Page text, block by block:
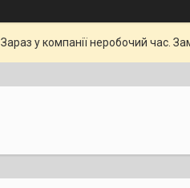
Зараз у компанії неробочий час.